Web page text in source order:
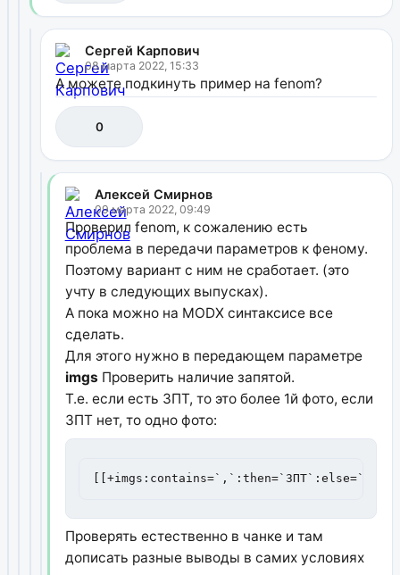
Сергей Карпович
08 марта 2022, 15:33
А можете подкинуть пример на fenom?
0
Алексей Смирнов
09 марта 2022, 09:49
Проверил fenom, к сожалению есть
проблема в передачи параметров к феному.
Поэтому вариант с ним не сработает. (это
учту в следующих выпусках).
А пока можно на MODX синтаксисе все
сделать.
Для этого нужно в передающем параметре
imgs Проверить наличие запятой.
Т.е. если есть ЗПТ, то это более 1й фото, если
ЗПТ нет, то одно фото:
Проверять естественно в чанке и там
дописать разные выводы в самих условиях